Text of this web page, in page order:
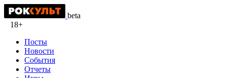
beta
18+
Посты
Новости
События
Отчеты